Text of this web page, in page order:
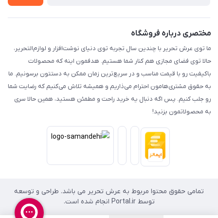
مختصری درباره فروشگاه
ما توی عرش تحریر با چندین سال تجربه توی دنیای نوشت‌افزار و لوازم‌التحریر،
حالا توی فضای مجازی هم کنار شما هستیم. هدفمون اینه که محصولات
باکیفیت رو با قیمت مناسب و در سریع‌ترین زمان ممکن به دستتون برسونیم. ما
به حقوق مشتری‌هامون احترام می‌ذاریم و همیشه تلاش می‌کنیم که رضایت شما
رو جلب کنیم. پس اگه دنبال یه خرید راحت و مطمئن هستید، همین حالا سری
به محصولاتمون بزنید!
تمامی حقوق محتوا مربوط به عرش تحریر می باشد. طراحی و توسعه
توسط Portal.ir انجام شده است.